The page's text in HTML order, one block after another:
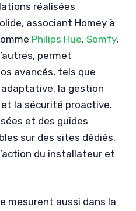
réalisées
associant Homey à
Philips Hue, Somfy,
permet
avancés, tels que
adaptative, la gestion
et la sécurité proactive.
et des guides
sur des sites dédiés,
du installateur et
mesurent aussi dans la